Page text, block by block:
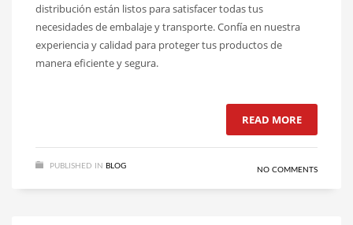
distribución están listos para satisfacer todas tus
necesidades de embalaje y transporte. Confía en nuestra
experiencia y calidad para proteger tus productos de
manera eficiente y segura.
READ MORE
PUBLISHED IN BLOG NO COMMENTS